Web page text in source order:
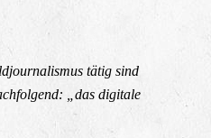
tätig sind
„das digitale